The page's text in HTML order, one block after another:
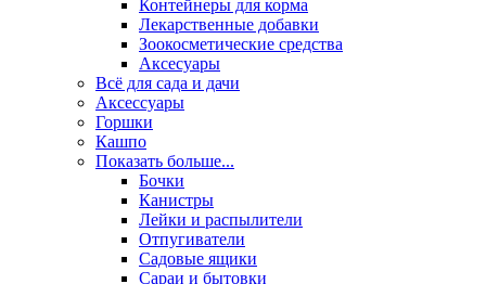
Контейнеры для корма
Лекарственные добавки
Зоокосметические средства
Аксесуары
Всё для сада и дачи
Аксессуары
Горшки
Кашпо
Показать больше...
Бочки
Канистры
Лейки и распылители
Отпугиватели
Садовые ящики
Сараи и бытовки